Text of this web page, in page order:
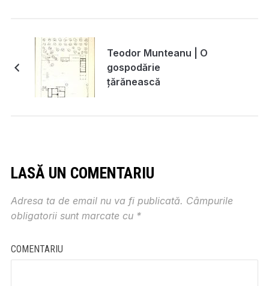
Teodor Munteanu | O
gospodărie
țărănească
LASĂ UN COMENTARIU
Adresa ta de email nu va fi publicată. Câmpurile
obligatorii sunt marcate cu *
COMENTARIU